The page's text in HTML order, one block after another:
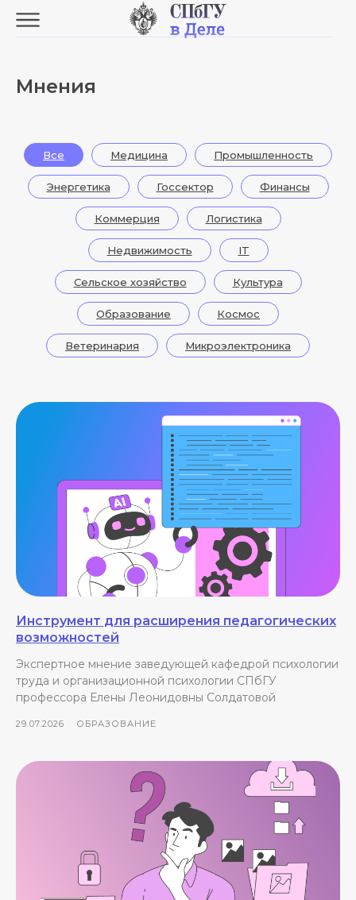
Мнения
Все Медицина Промышленность
Энергетика Госсектор Финансы
Коммерция Логистика
Недвижимость IT
Сельское хозяйство Культура
Образование Космос
Ветеринария Микроэлектроника
Инструмент для расширения педагогических
возможностей
Экспертное мнение заведующей кафедрой психологии
труда и организационной психологии СПбГУ
профессора Елены Леонидовны Солдатовой
29.07.2026 ОБРАЗОВАНИЕ